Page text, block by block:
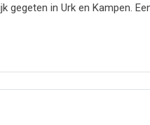
gegeten in Urk en Kampen.